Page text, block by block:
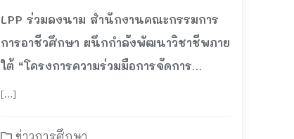
LPP ร่วมลงนาม สำนักงานคณะกรรมการ
การอาชีวศึกษา ผนึกกำลังพัฒนาวิชาชีพภาย
ใต้ “โครงการความร่วมมือการจัดการ
อาชีวศึกษา รุ่นที่ 1”
[…]
ข่าวการศึกษา